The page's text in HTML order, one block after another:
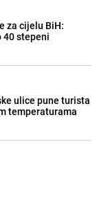
za cijelu BiH:
40 stepeni
ulice pune turista
temperaturama